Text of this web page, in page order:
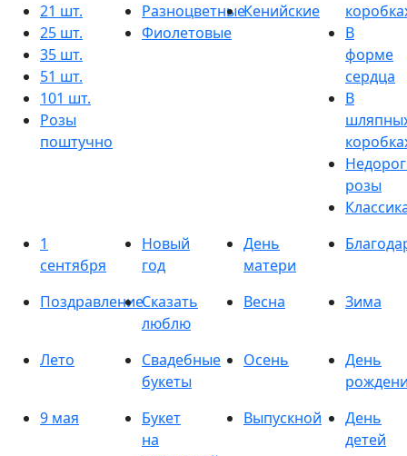
21 шт.
25 шт.
35 шт.
51 шт.
101 шт.
Розы
поштучно
Разноцветные
Фиолетовые
Кенийские
В
форме
сердца
В
розы
1
сентября
Новый
год
День
матери
ПоздравлениеСказать
люблю
Весна Зима
Лето
Свадебные
букеты
Осень
День
9 мая
Букет
на
Выпускной
День
детей